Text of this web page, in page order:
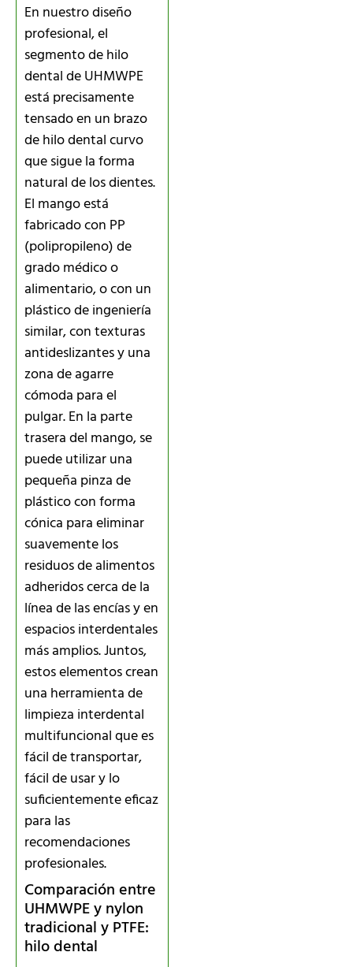
En nuestro diseño
profesional, el
segmento de hilo
dental de UHMWPE
está precisamente
tensado en un brazo
de hilo dental curvo
que sigue la forma
natural de los dientes.
El mango está
fabricado con PP
(polipropileno) de
grado médico o
alimentario, o con un
plástico de ingeniería
similar, con texturas
antideslizantes y una
zona de agarre
cómoda para el
pulgar. En la parte
trasera del mango, se
puede utilizar una
pequeña pinza de
plástico con forma
cónica para eliminar
suavemente los
residuos de alimentos
adheridos cerca de la
línea de las encías y en
espacios interdentales
más amplios. Juntos,
estos elementos crean
una herramienta de
limpieza interdental
multifuncional que es
fácil de transportar,
fácil de usar y lo
suficientemente eficaz
para las
recomendaciones
profesionales.
Comparación entre
UHMWPE y nylon
tradicional y PTFE:
hilo dental